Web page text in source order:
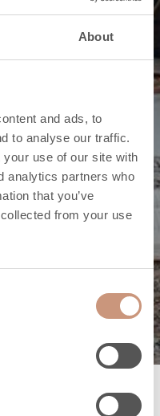
About
and ads, to
to analyse our traffic.
use of our site with
analytics partners who
that you’ve
from your use